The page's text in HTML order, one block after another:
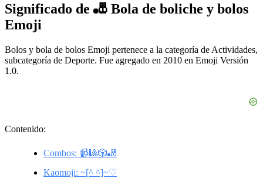
Significado de 🎳 Bola de boliche y bolos
Emoji
Bolos y bola de bolos Emoji pertenece a la categoría de Actividades,
subcategoría de Deporte. Fue agregado en 2010 en Emoji Versión
1.0.
Contenido:
Combos: 📹🎱🎲🎳
Kaomoji: ~[^ ^]~♡